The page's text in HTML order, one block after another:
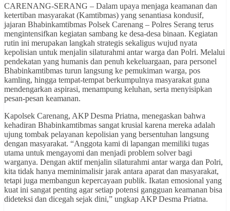
CARENANG-SERANG – Dalam upaya menjaga keamanan dan
ketertiban masyarakat (Kamtibmas) yang senantiasa kondusif,
jajaran Bhabinkamtibmas Polsek Carenang – Polres Serang terus
mengintensifkan kegiatan sambang ke desa-desa binaan. Kegiatan
rutin ini merupakan langkah strategis sekaligus wujud nyata
kepolisian untuk menjalin silaturahmi antar warga dan Polri. Melalui
pendekatan yang humanis dan penuh kekeluargaan, para personel
Bhabinkamtibmas turun langsung ke pemukiman warga, pos
kamling, hingga tempat-tempat berkumpulnya masyarakat guna
mendengarkan aspirasi, menampung keluhan, serta menyisipkan
pesan-pesan keamanan.
Kapolsek Carenang, AKP Desma Priatna, menegaskan bahwa
kehadiran Bhabinkamtibmas sangat krusial karena mereka adalah
ujung tombak pelayanan kepolisian yang bersentuhan langsung
dengan masyarakat. “Anggota kami di lapangan memiliki tugas
utama untuk mengayomi dan menjadi problem solver bagi
warganya. Dengan aktif menjalin silaturahmi antar warga dan Polri,
kita tidak hanya meminimalisir jarak antara aparat dan masyarakat,
tetapi juga membangun kepercayaan publik. Ikatan emosional yang
kuat ini sangat penting agar setiap potensi gangguan keamanan bisa
dideteksi dan dicegah sejak dini,” ungkap AKP Desma Priatna.